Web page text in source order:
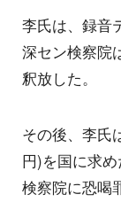
李氏は、録音
深セン検察院
釈放した。
その後、李氏
円)を国に求
検察院に恐喝